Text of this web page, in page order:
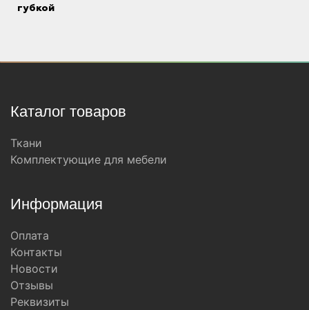
губкой
Каталог товаров
Ткани
Комплектующие для мебели
Информация
Оплата
Контакты
Новости
Отзывы
Реквизиты